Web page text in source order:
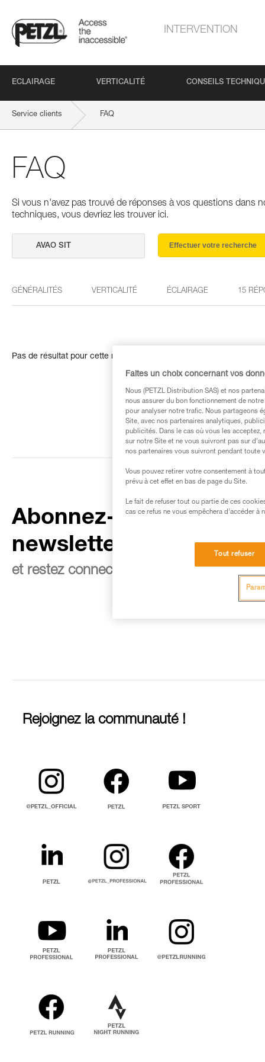
INTERVENTION
ECLAIRAGE VERTICALITÉ CONSEILS
Service clients FAQ
FAQ
Si vous n'avez pas trouvé de réponses à vos questions dans
techniques, vous devriez les trouver ici.
Effectuer votre recherche
GÉNÉRALITÉS VERTICALITÉ ÉCLAIRAGE 15
Pas de résultat pour cette recherche
Abonnez-vous à la
newsletter
et restez connecté à notre actualité
Rejoignez la communauté !
Faites un choix concernant vos
Nous (PETZL Distribution SAS) et nos
nous assurer du bon fonctionnement de
pour analyser notre trafic. Nous partageons
Site, avec nos partenaires analytiques,
publicités. Dans le cas où vous les
sur notre Site et ne vous suivront pas sur
nos partenaires vous suivront pendant toute
Vous pouvez retirer votre consentement à
prévu à cet effet en bas de page du Site.
Le fait de refuser tout ou partie de ces
cas ce refus ne vous empêchera d’accéder à
Tout refuser